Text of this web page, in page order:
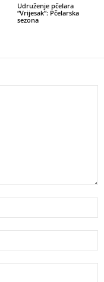
Udruženje pčelara
“Vrijesak”: Pčelarska
sezona